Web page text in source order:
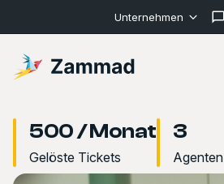
Unternehmen
500 / Monat
Gelöste Tickets
3
Agenten